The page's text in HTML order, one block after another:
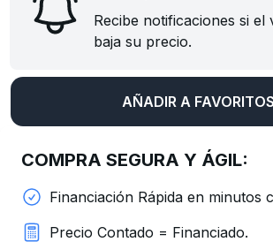
Recibe notificaciones si el
baja su precio.
AÑADIR A FAVORITOS
COMPRA SEGURA Y ÁGIL:
Financiación Rápida en minutos
Precio Contado = Financiado.